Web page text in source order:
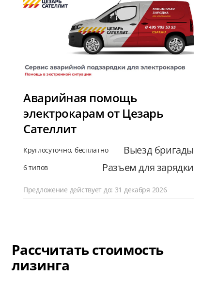
Аварийная помощь
электрокарам от Цезарь
Сателлит
Круглосуточно, бесплатно Выезд бригады
6 типов Разъем для зарядки
Предложение действует до: 31 декабря 2026
Рассчитать стоимость
лизинга